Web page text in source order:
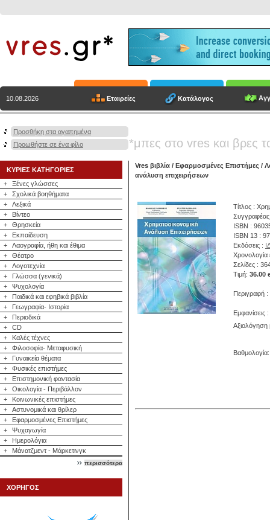
10.08.2026 Εταιρείες Κατάλογος
Προσθήκη στα αγαπημένα
Προωθήστε σε ένα φίλο
*μπες στο vres και βρες
ΚΥΡΙΕΣ ΚΑΤΗΓΟΡΙΕΣ
+
Ξένες γλώσσες
+
Σχολικά βοηθήματα
+
Λεξικά
+
Βίντεο
+
Θρησκεία
+
Εκπαίδευση
+
Λαογραφία, ήθη και έθιμα
+
Θέατρο
+
Λογοτεχνία
+
Γλώσσα (γενικά)
+
Ψυχολογία
+
Παιδικά και εφηβικά βιβλία
+
Γεωγραφία- Ιστορία
+
Περιοδικά
+
CD
+
Καλές τέχνες
+
Φιλοσοφία- Μεταφυσική
+
Γυναικεία θέματα
+
Φυσικές επιστήμες
+
Επιστημονική φαντασία
+
Οικολογία - Περιβάλλον
+
Κοινωνικές επιστήμες
+
Αστυνομικά και θρίλερ
+
Εφαρμοσμένες Επιστήμες
+
Ψυχαγωγία
+
Ημερολόγια
+
Μάνατζμεντ - Μάρκετινγκ
περισσότερα
ΧΟΡΗΓΟΣ
Vres βιβλία / Εφαρμοσμένες Επιστήμες /
ανάλυση επιχειρήσεων
Τίτλος :
ISBN :
ISBN 13 :
Εκδόσεις :
Σελίδες :
Τιμή: 36.00
Περιγραφή
Εμφανίσεις
Αξιολόγηση